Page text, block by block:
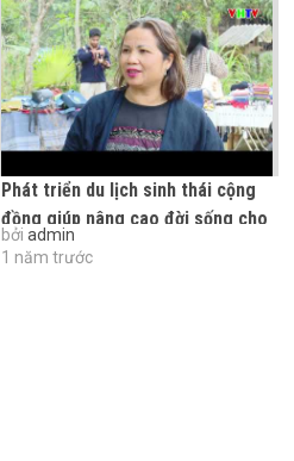
Phát triển du lịch sinh thái cộng
đồng giúp nâng cao đời sống cho
người dân
bởi admin
1 năm trước